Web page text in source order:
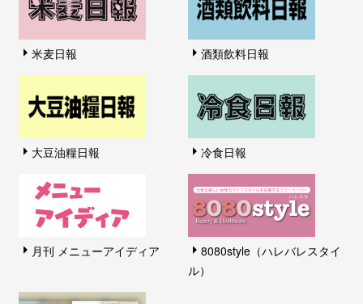
米麦日報 酒類飲料日報
大豆油糧日報 冷食日報
月刊 メニューアイディア
8080style（ハレバレスタイ
ル）